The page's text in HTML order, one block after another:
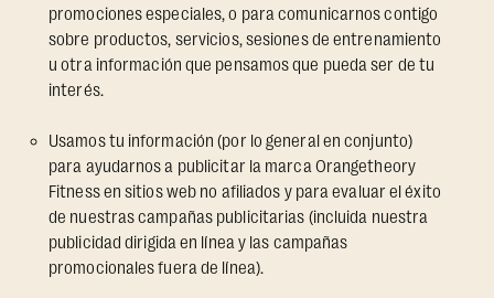
promociones especiales, o para comunicarnos contigo
sobre productos, servicios, sesiones de entrenamiento
u otra información que pensamos que pueda ser de tu
interés.
Usamos tu información (por lo general en conjunto)
para ayudarnos a publicitar la marca Orangetheory
Fitness en sitios web no afiliados y para evaluar el éxito
de nuestras campañas publicitarias (incluida nuestra
publicidad dirigida en línea y las campañas
promocionales fuera de línea).